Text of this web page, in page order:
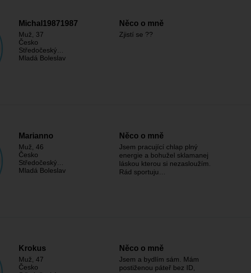
Michal19871987
Muž , 37
Česko
Středočeský…
Mladá Boleslav
Něco o mně
Zjistí se ??
Marianno
Muž , 46
Česko
Středočeský…
Mladá Boleslav
Něco o mně
Jsem pracující chlap plný
energie a bohužel sklamanej
láskou kterou si nezasloužím.
Rád sportuju…
Krokus
Muž , 47
Česko
Něco o mně
Jsem a bydlím sám. Mám
postiženou páteř bez ID,